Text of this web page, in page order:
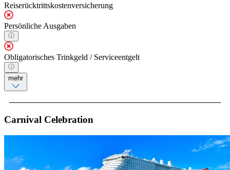
Reiserücktrittskostenversicherung
Persönliche Ausgaben
Obligatorisches Trinkgeld / Serviceentgelt
mehr
Carnival Celebration